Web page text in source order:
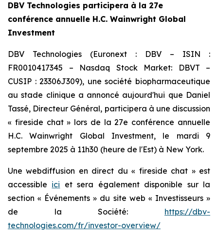
DBV Technologies participera à la 27e
conférence annuelle H.C. Wainwright Global
Investment
DBV Technologies (Euronext : DBV – ISIN :
FR0010417345 – Nasdaq Stock Market: DBVT –
CUSIP : 23306J309), une société biopharmaceutique
au stade clinique a annoncé aujourd'hui que Daniel
Tassé, Directeur Général, participera à une discussion
« fireside chat » lors de la 27e conférence annuelle
H.C. Wainwright Global Investment, le mardi 9
septembre 2025 à 11h30 (heure de l'Est) à New York.
Une webdiffusion en direct du « fireside chat » est
accessible ici et sera également disponible sur la
section « Événements » du site web « Investisseurs »
de la Société: https://dbv-
technologies.com/fr/investor-overview/